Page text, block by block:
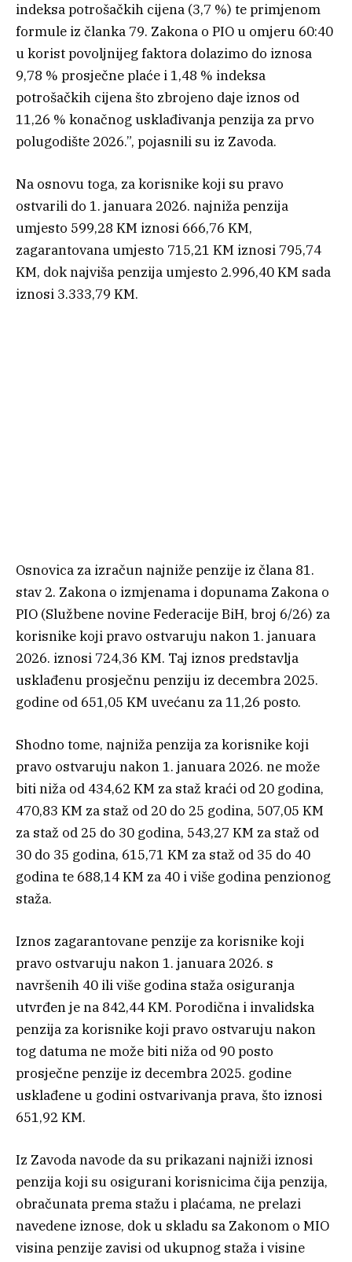
indeksa potrošačkih cijena (3,7 %) te primjenom
formule iz članka 79. Zakona o PIO u omjeru 60:40
u korist povoljnijeg faktora dolazimo do iznosa
9,78 % prosječne plaće i 1,48 % indeksa
potrošačkih cijena što zbrojeno daje iznos od
11,26 % konačnog usklađivanja penzija za prvo
polugodište 2026.”, pojasnili su iz Zavoda.
Na osnovu toga, za korisnike koji su pravo
ostvarili do 1. januara 2026. najniža penzija
umjesto 599,28 KM iznosi 666,76 KM,
zagarantovana umjesto 715,21 KM iznosi 795,74
KM, dok najviša penzija umjesto 2.996,40 KM sada
iznosi 3.333,79 KM.
Osnovica za izračun najniže penzije iz člana 81.
stav 2. Zakona o izmjenama i dopunama Zakona o
PIO (Službene novine Federacije BiH, broj 6/26) za
korisnike koji pravo ostvaruju nakon 1. januara
2026. iznosi 724,36 KM. Taj iznos predstavlja
usklađenu prosječnu penziju iz decembra 2025.
godine od 651,05 KM uvećanu za 11,26 posto.
Shodno tome, najniža penzija za korisnike koji
pravo ostvaruju nakon 1. januara 2026. ne može
biti niža od 434,62 KM za staž kraći od 20 godina,
470,83 KM za staž od 20 do 25 godina, 507,05 KM
za staž od 25 do 30 godina, 543,27 KM za staž od
30 do 35 godina, 615,71 KM za staž od 35 do 40
godina te 688,14 KM za 40 i više godina penzionog
staža.
Iznos zagarantovane penzije za korisnike koji
pravo ostvaruju nakon 1. januara 2026. s
navršenih 40 ili više godina staža osiguranja
utvrđen je na 842,44 KM. Porodična i invalidska
penzija za korisnike koji pravo ostvaruju nakon
tog datuma ne može biti niža od 90 posto
prosječne penzije iz decembra 2025. godine
usklađene u godini ostvarivanja prava, što iznosi
651,92 KM.
Iz Zavoda navode da su prikazani najniži iznosi
penzija koji su osigurani korisnicima čija penzija,
obračunata prema stažu i plaćama, ne prelazi
navedene iznose, dok u skladu sa Zakonom o MIO
visina penzije zavisi od ukupnog staža i visine